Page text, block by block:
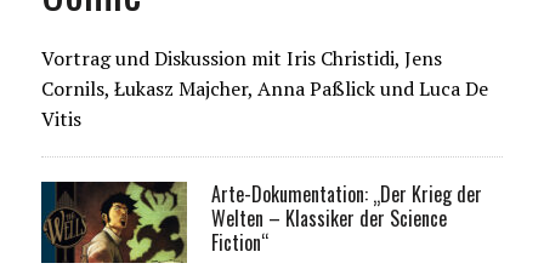
Vortrag und Diskussion mit Iris Christidi, Jens
Cornils, Łukasz Majcher, Anna Paßlick und Luca De
Vitis
Arte-Dokumentation: „Der Krieg der
Welten – Klassiker der Science
Fiction“